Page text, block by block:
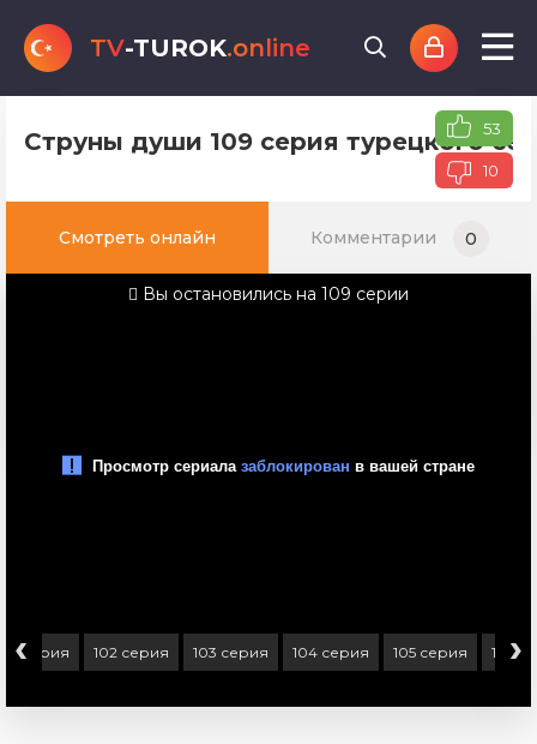
TV-TUROK.online
Струны души 109 серия турецкого53
10
Смотреть онлайн Комментарии 0
Вы остановились на 109 серии
‹серия 102 серия 103 серия 104 серия 105 серия 106›